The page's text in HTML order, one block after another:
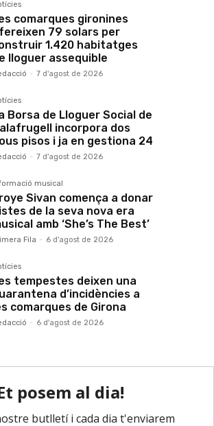
comarques gironines
79 solars per
1.420 habitatges
lloguer assequible
- 7 d'agost de 2026
Borsa de Lloguer Social de
incorpora dos
pisos i ja en gestiona 24
- 7 d'agost de 2026
musical
Sivan comença a donar
de la seva nova era
amb ‘She’s The Best’
Fila - 6 d'agost de 2026
tempestes deixen una
d’incidències a
comarques de Girona
- 6 d'agost de 2026